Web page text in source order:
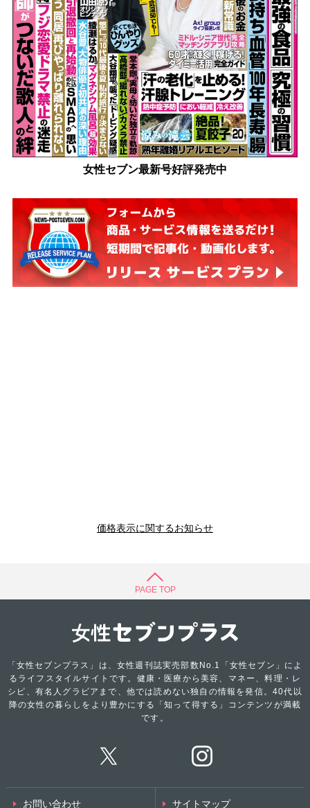
女性セブン最新号好評発売中
価格表示に関するお知らせ
PAGE TOP
「女性セブンプラス」は、女性週刊誌実売部数No.1「女性セブン」によ
るライフスタイルサイトです。健康・医療から美容、マネー、料理・レ
シピ、有名人グラビアまで、他では読めない独自の情報を発信。40代以
降の女性の暮らしをより豊かにする「知って得する」コンテンツが満載
です。
お問い合わせ サイトマップ